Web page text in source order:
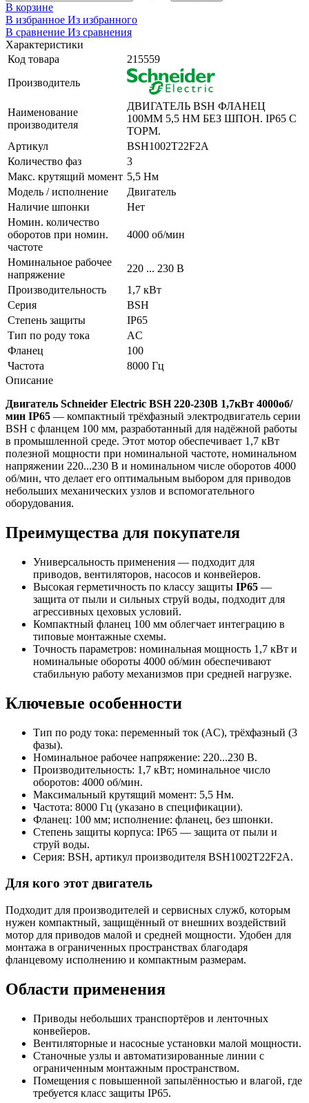
В корзине
В избранное Из избранного
В сравнение Из сравнения
Характеристики
Код товара
215559
Производитель
Наименование
производителя
ДВИГАТЕЛЬ BSH ФЛАНЕЦ
100MM 5,5 НМ БЕЗ ШПОН. IP65 C
ТОРМ.
Артикул
BSH1002T22F2A
Количество фаз
3
Макс. крутящий момент 5,5 Нм
Модель / исполнение
Двигатель
Наличие шпонки
Нет
Номин. количество
оборотов при номин.
частоте
4000 об/мин
Номинальное рабочее
напряжение
220 ... 230 В
Производительность
1,7 кВт
Серия
BSH
Степень защиты
IP65
Тип по роду тока
AC
Фланец
100
Частота
8000 Гц
Описание
Двигатель Schneider Electric BSH 220-230В 1,7кВт 4000об/
мин IP65 — компактный трёхфазный электродвигатель серии
BSH с фланцем 100 мм, разработанный для надёжной работы
в промышленной среде. Этот мотор обеспечивает 1,7 кВт
полезной мощности при номинальной частоте, номинальном
напряжении 220...230 В и номинальном числе оборотов 4000
об/мин, что делает его оптимальным выбором для приводов
небольших механических узлов и вспомогательного
оборудования.
Преимущества для покупателя
Универсальность применения — подходит для
приводов, вентиляторов, насосов и конвейеров.
Высокая герметичность по классу защиты IP65 —
защита от пыли и сильных струй воды, подходит для
агрессивных цеховых условий.
Компактный фланец 100 мм облегчает интеграцию в
типовые монтажные схемы.
Точность параметров: номинальная мощность 1,7 кВт и
номинальные обороты 4000 об/мин обеспечивают
стабильную работу механизмов при средней нагрузке.
Ключевые особенности
Тип по роду тока: переменный ток (AC), трёхфазный (3
фазы).
Номинальное рабочее напряжение: 220...230 В.
Производительность: 1,7 кВт; номинальное число
оборотов: 4000 об/мин.
Максимальный крутящий момент: 5,5 Нм.
Частота: 8000 Гц (указано в спецификации).
Фланец: 100 мм; исполнение: фланец, без шпонки.
Степень защиты корпуса: IP65 — защита от пыли и
струй воды.
Серия: BSH, артикул производителя BSH1002T22F2A.
Для кого этот двигатель
Подходит для производителей и сервисных служб, которым
нужен компактный, защищённый от внешних воздействий
мотор для приводов малой и средней мощности. Удобен для
монтажа в ограниченных пространствах благодаря
фланцевому исполнению и компактным размерам.
Области применения
Приводы небольших транспортёров и ленточных
конвейеров.
Вентиляторные и насосные установки малой мощности.
Станочные узлы и автоматизированные линии с
ограниченным монтажным пространством.
Помещения с повышенной запылённостью и влагой, где
требуется класс защиты IP65.